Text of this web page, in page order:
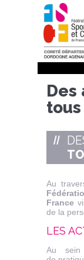
Aller
au
tous
Au
France
de la
LES
Au